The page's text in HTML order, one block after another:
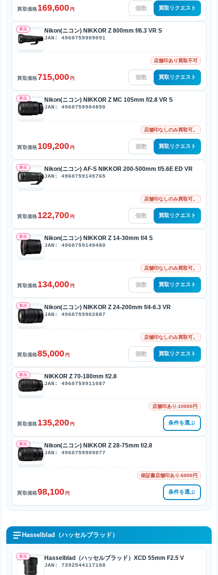
買取価格169,600 円 買取リクエスト
新品 Nikon(ニコン) NIKKOR Z 800mm f/6.3 VR S
JAN: 4960759909091
店舗印あり買取不可
買取価格715,000 円 買取リクエスト
新品 Nikon(ニコン) NIKKOR Z MC 105mm f/2.8 VR S
JAN: 4960759904850
店舗印なしのみ買取可。
買取価格109,200 円 買取リクエスト
新品 Nikon(ニコン) AF-S NIKKOR 200-500mm f/5.6E ED VR
JAN: 4960759145765
店舗印なしのみ買取可。
買取価格122,700 円 買取リクエスト
新品 Nikon(ニコン) NIKKOR Z 14-30mm f/4 S
JAN: 4960759149480
店舗印なしのみ買取可。
買取価格134,000 円 買取リクエスト
新品 Nikon(ニコン) NIKKOR Z 24-200mm f/4-6.3 VR
JAN: 4960759902887
店舗印なしのみ買取可。
買取価格85,000 円 買取リクエスト
新品 NIKKOR Z 70-180mm f/2.8
JAN: 4960759911087
店舗印あり-10000円
買取価格135,200 円 条件を選ぶ
新品 Nikon(ニコン) NIKKOR Z 28-75mm f/2.8
JAN: 4960759909077
保証書店舗印あり-6000円
買取価格98,100 円 条件を選ぶ
Hasselblad（ハッセルブラッド）
新品 Hasselblad（ハッセルブラッド）XCD 55mm F2.5 V
JAN: 7392544117188